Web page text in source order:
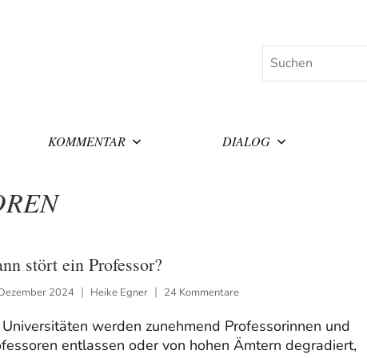
Suchen
KOMMENTAR DIALOG
stört ein Professor?
2024 Heike Egner 24 Kommentare
werden zunehmend Professorinnen und
entlassen oder von hohen Ämtern degradiert,